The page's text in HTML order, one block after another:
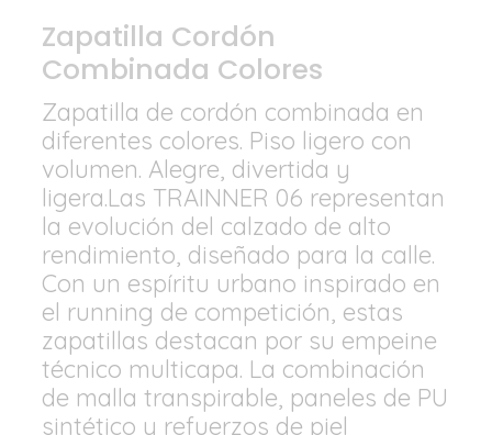
Zapatilla Cordón
Combinada Colores
Zapatilla de cordón combinada en
diferentes colores. Piso ligero con
volumen. Alegre, divertida y
ligera.Las TRAINNER 06 representan
la evolución del calzado de alto
rendimiento, diseñado para la calle.
Con un espíritu urbano inspirado en
el running de competición, estas
zapatillas destacan por su empeine
técnico multicapa. La combinación
de malla transpirable, paneles de PU
sintético y refuerzos de piel